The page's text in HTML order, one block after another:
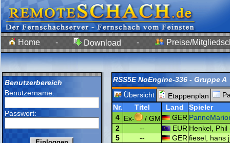
Home - Download - Preise/
Benutzerbereich
Benutzername:
Passwort:
RSS5E NoEngine-336 - Gruppe A
Übersicht
Etappenplan
Nr.
Titel Land
Spieler
4 Ex- / GM GER
2
-- EUR Henkel, Phil
5
-- GER fiesel, hans